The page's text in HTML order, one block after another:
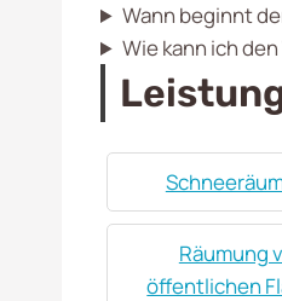
Wann beginnt
Wie kann ich
Räumung
öffentlichen